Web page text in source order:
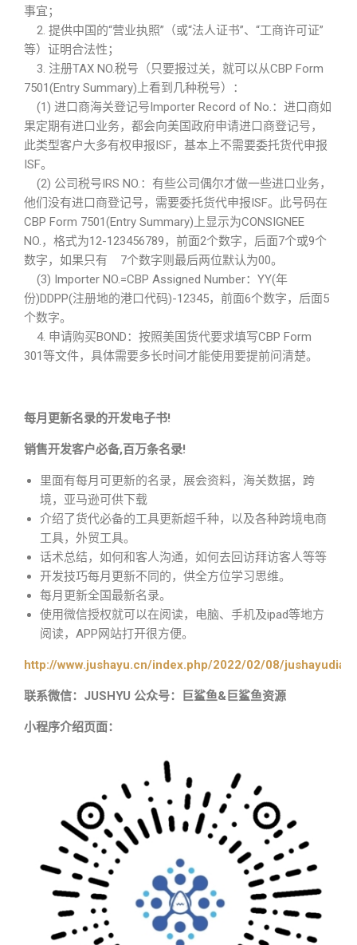
事宜；
2. 提供中国的“营业执照”（或“法人证书”、“工商许可证”
等）证明合法性；
3. 注册TAX NO.税号（只要报过关，就可以从CBP Form
7501(Entry Summary)上看到几种税号）：
(1) 进口商海关登记号Importer Record of No.：进口商如
果定期有进口业务，都会向美国政府申请进口商登记号，
此类型客户大多有权申报ISF，基本上不需要委托货代申报
ISF。
(2) 公司税号IRS NO.：有些公司偶尔才做一些进口业务，
他们没有进口商登记号，需要委托货代申报ISF。此号码在
CBP Form 7501(Entry Summary)上显示为CONSIGNEE
NO.，格式为12-123456789，前面2个数字，后面7个或9个
数字，如果只有 7个数字则最后两位默认为00。
(3) Importer NO.=CBP Assigned Number：YY(年
份)DDPP(注册地的港口代码)-12345，前面6个数字，后面5
个数字。
4. 申请购买BOND：按照美国货代要求填写CBP Form
301等文件，具体需要多长时间才能使用要提前问清楚。
每月更新名录的开发电子书!
销售开发客户必备,百万条名录!
里面有每月可更新的名录，展会资料，海关数据，跨
境，亚马逊可供下载
介绍了货代必备的工具更新超千种，以及各种跨境电商
工具，外贸工具。
话术总结，如何和客人沟通，如何去回访拜访客人等等
开发技巧每月更新不同的，供全方位学习思维。
每月更新全国最新名录。
使用微信授权就可以在阅读，电脑、手机及ipad等地方
阅读，APP网站打开很方便。
http://www.jushayu.cn/index.php/2022/02/08/
联系微信：JUSHYU 公众号：巨鲨鱼&巨鲨鱼资源
小程序介绍页面：